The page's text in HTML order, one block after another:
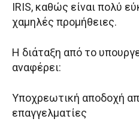
IRIS, καθώς είναι πολύ
χαμηλές προμήθειες.
Η διάταξη από το
αναφέρει:
Υποχρεωτική αποδοχή
επαγγελματίες